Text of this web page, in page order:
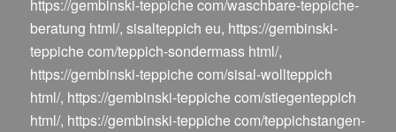
https://gembinski-teppiche com/waschbare-teppiche-
beratung html/, sisalteppich eu, https://gembinski-
teppiche com/teppich-sondermass html/,
https://gembinski-teppiche com/sisal-wollteppich
html/, https://gembinski-teppiche com/stiegenteppich
html/, https://gembinski-teppiche com/teppichstangen-